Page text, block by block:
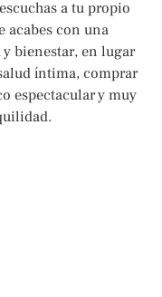
a tu propio
acabes con una
bienestar, en lugar
íntima, comprar
espectacular y muy